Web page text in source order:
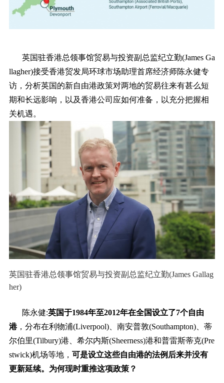
英国驻香港总领事馆贸易与投资副总监纪立勤(James Ga
llagher)接受香港贸发局环球市场助理首席经济师陈永健专
访，分析英国的新自由港政策对两地的贸易往来有甚么短
期和长远影响，以及香港公司应如何准备，以充分把握相
关机遇。
英国驻香港总领事馆贸易与投资副总监纪立勤(James Gallag
her)
陈永健:英国于1984年至2012年在全国设立了7个自由
港，分布在利物浦(Liverpool)、南安普敦(Southampton)、蒂
尔伯里(Tilbury)港、希尔内斯(Sheerness)港和普雷斯蒂克(Pre
stwick)机场等地， 可是设立这些自由港的法例后来并没有
更新延续。为何现时重推这项政策？